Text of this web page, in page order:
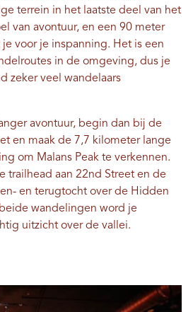
terrein in het laatste deel van het
van avontuur, en een 90 meter
voor je inspanning. Het is een
in de omgeving, dus je
zeker veel wandelaars
avontuur, begin dan bij de
en maak de 7,7 kilometer lange
om Malans Peak te verkennen.
trailhead aan 22nd Street en de
en terugtocht over de Hidden
wandelingen word je
uitzicht over de vallei.